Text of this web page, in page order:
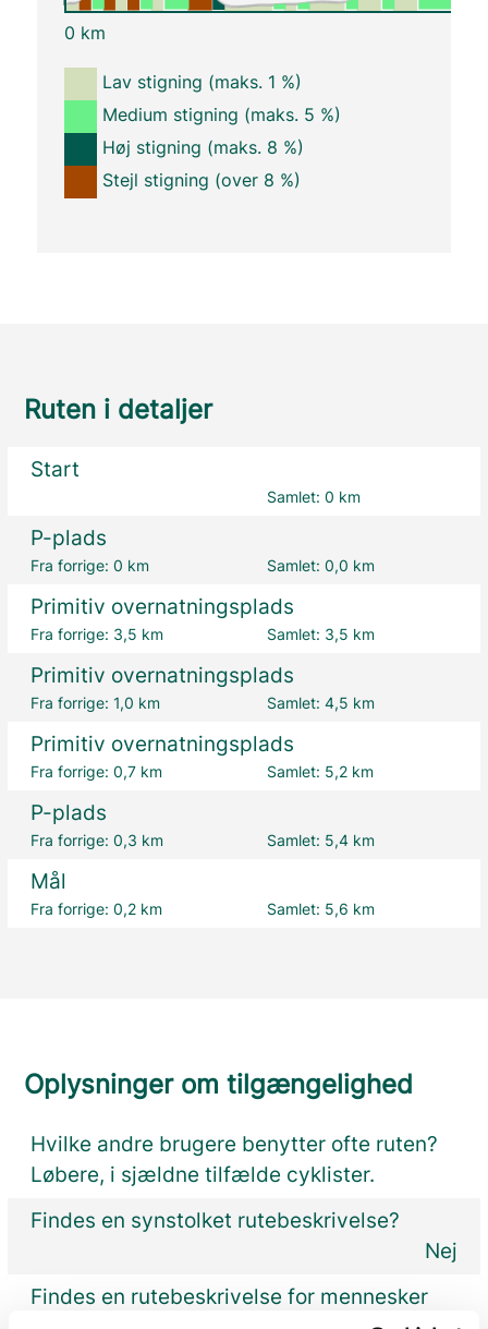
0 km
Lav stigning (maks. 1 %)
Medium stigning (maks. 5 %)
Høj stigning (maks. 8 %)
Stejl stigning (over 8 %)
Ruten i detaljer
Start
Samlet: 0 km
P-plads
Fra forrige:0 km Samlet: 0,0 km
Primitiv overnatningsplads
Fra forrige: 3,5 km Samlet: 3,5 km
Primitiv overnatningsplads
Fra forrige:1,0 km Samlet: 4,5 km
Primitiv overnatningsplads
Fra forrige:0,7 km Samlet: 5,2 km
P-plads
Fra forrige:0,3 km Samlet: 5,4 km
Mål
Fra forrige:0,2 km Samlet: 5,6 km
Oplysninger om tilgængelighed
Hvilke andre brugere benytter ofte ruten?
Løbere, i sjældne tilfælde cyklister.
Findes en synstolket rutebeskrivelse?
Nej
Findes en rutebeskrivelse for mennesker